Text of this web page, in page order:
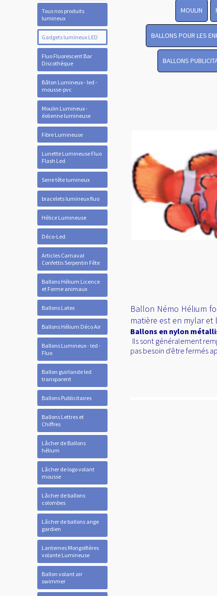
Tous nos produits
lumineux
Gadgets lumineux LED
Fluo Fluorescent Bar
Discothèque
Bâton Lumineux - led -
mousse-pvc
Moulin Lumineux -
éolienne lumineuse
Fibre Lumineuse
Lunette Lumineuse Fluo
Flash Led
Serre tête lumineux
bracelets lumineux fluo
Hélice Lumineuse
Déco-Led
Articles Carnaval
Confettis Serpentin Fête
Ballons Hélium Licence
et Forme animaux
Ballons Latex
Ballons Hélium Déco Air
Ballons Lumineux - led -
Fluo
Ballon guirlande led
transparent
Ballons Publicitaires
Ballons Lettres et
Chiffres
Lâcher de Ballons
hélium
Lâcher de logo volant
mousse
Lâcher de ballons
colombes
Lâcher de ballons ange
gardien
Lanternes Mongolfières
volante Lumineuse
Ballon volant air
swimmer
MOULIN
BALLONS POUR LES
BALLONS
Ballon Némo Hélium
matière est en mylar
Ballons en nylon
Ils sont généralement
pas besoin d'être fermés